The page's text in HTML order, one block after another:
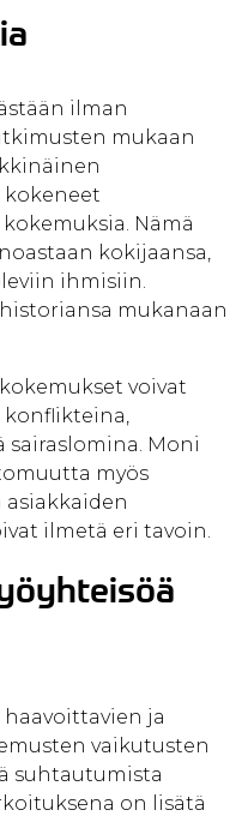
ilman
mukaan
kokeneet
Nämä
kokijaansa,
ihmisiin.
mukanaan
voivat
Moni
myös
asiakkaiden
ilmetä eri tavoin.
ja
vaikutusten
suhtautumista
on lisätä